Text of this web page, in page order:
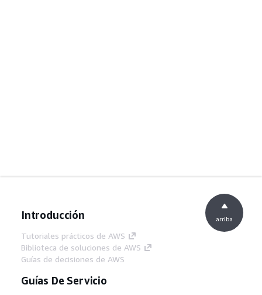
Introducción
Tutoriales prácticos de AWS
Biblioteca de soluciones de AWS
Guías de decisiones de AWS
Guías De Servicio
arriba